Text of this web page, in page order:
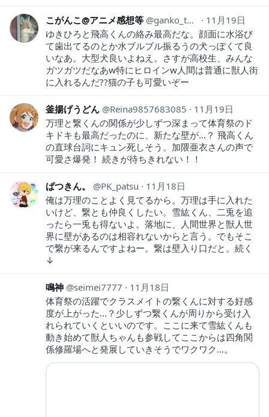
こがんこ@アニメ感想等 ganko_thought44
11月19日
ゆきひろと飛高くんの絡み最高だな。顔面に水浴び
て歯出てるのとか水ブルブル振るうの犬っぽくて良
いなあ。大型犬良いよねえ。さすが高校生、みんな
ガツガツだなあw特にヒロインw人間は普通に獣人街
に入れるんだ??猫の子も可愛いぞー
釜揚げうどん Reina9857683085
11月19日
万理と繋くんの関係が少しずつ深まって体育祭のド
キドキも最高だったのに、新たな壁が…？ 飛高くん
の直球台詞にキュン死しそう。加隈亜衣さんの声で
可愛さ爆発！ 続きが待ちきれない！！
ぱつきん。 PK_patsu
11月18日
俺は万理のことよく見てるから。万理は手に入れた
いけど、繋とも仲良くしたい。雪紘くん、二兎を追
ったら一兎も得ないよ。落地に、人間世界と獣人世
界に壁があるのは相容れないからと言う。でもそこ
で繋が来るんですよねー。繋は壁入り口だと。続く
↓
鳴神 seimei7777
11月18日
体育祭の活躍でクラスメイトの繋くんに対する好感
度が上がった…？少しずつ繋くんが周りから受け入
れられていくといいのです。ここに来て雪紘くんも
動き始めて獣人ちゃんも参戦してここからは四角関
係修羅場へと発展していきそうでワクワク…。